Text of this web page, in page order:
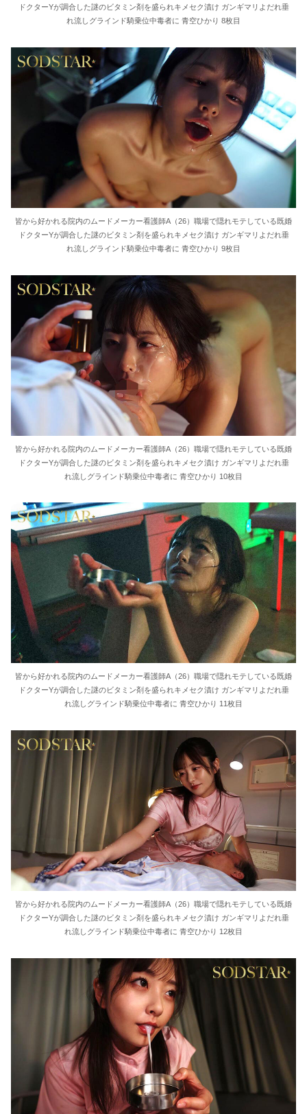
ドクターYが調合した謎のビタミン剤を盛られキメセク漬け ガンギマリよだれ垂
れ流しグラインド騎乗位中毒者に 青空ひかり 8枚目
皆から好かれる院内のムードメーカー看護師A（26）職場で隠れモテしている既婚
ドクターYが調合した謎のビタミン剤を盛られキメセク漬け ガンギマリよだれ垂
れ流しグラインド騎乗位中毒者に 青空ひかり 9枚目
皆から好かれる院内のムードメーカー看護師A（26）職場で隠れモテしている既婚
ドクターYが調合した謎のビタミン剤を盛られキメセク漬け ガンギマリよだれ垂
れ流しグラインド騎乗位中毒者に 青空ひかり 10枚目
皆から好かれる院内のムードメーカー看護師A（26）職場で隠れモテしている既婚
ドクターYが調合した謎のビタミン剤を盛られキメセク漬け ガンギマリよだれ垂
れ流しグラインド騎乗位中毒者に 青空ひかり 11枚目
皆から好かれる院内のムードメーカー看護師A（26）職場で隠れモテしている既婚
ドクターYが調合した謎のビタミン剤を盛られキメセク漬け ガンギマリよだれ垂
れ流しグラインド騎乗位中毒者に 青空ひかり 12枚目